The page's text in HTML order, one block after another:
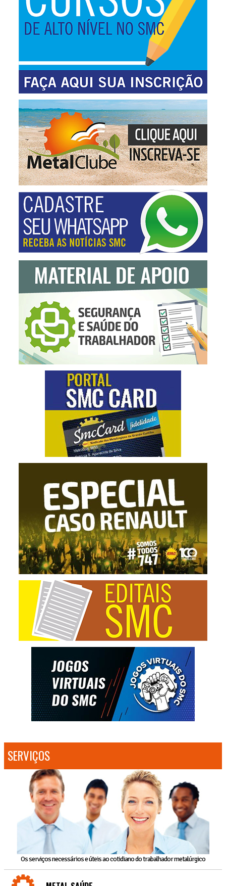
SERVIÇOS
Os serviços necessários e úteis ao cotidiano do trabalhador metalúrgico